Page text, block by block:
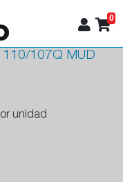
0
107Q MUD
unidad